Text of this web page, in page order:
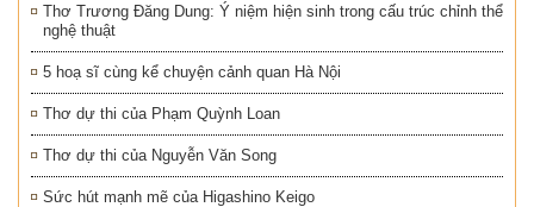
Thơ Trương Đăng Dung: Ý niệm hiện sinh trong cấu trúc chỉnh thể
nghệ thuật
5 hoạ sĩ cùng kể chuyện cảnh quan Hà Nội
Thơ dự thi của Phạm Quỳnh Loan
Thơ dự thi của Nguyễn Văn Song
Sức hút mạnh mẽ của Higashino Keigo